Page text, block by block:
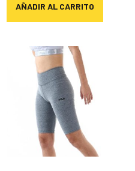
AÑADIR AL CARRITO